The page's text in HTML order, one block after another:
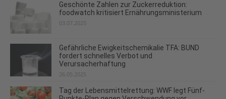
Geschönte Zahlen zur Zuckerreduktion:
foodwatch kritisiert Ernährungsministerium
03.07.2025
Gefährliche Ewigkeitschemikalie TFA: BUND
fordert schnelles Verbot und
Verursacherhaftung
26.05.2025
Tag der Lebensmittelrettung: WWF legt Fünf-